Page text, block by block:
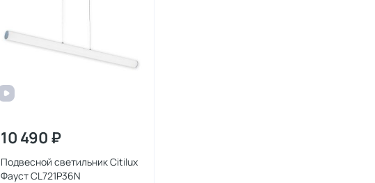
10 490 ₽
Подвесной светильник Citilux
Фауст CL721P36N